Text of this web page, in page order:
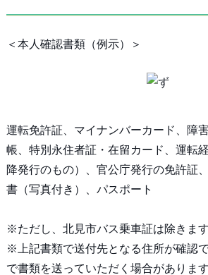
＜本人確認書類（例示）＞
運転免許証、マイナンバーカード、障
帳、特別永住者証・在留カード、運転
降発行のもの）、官公庁発行の免許証
書（写真付き）、パスポート
※ただし、北見市バス乗車証は除きます
※上記書類で送付先となる住所が確認
で書類を送っていただく場合があります